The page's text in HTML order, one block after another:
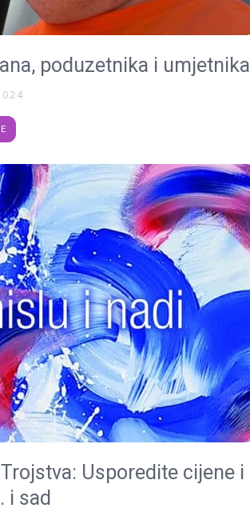
poduzetnika i umjetnika
Usporedite cijene i
i sad